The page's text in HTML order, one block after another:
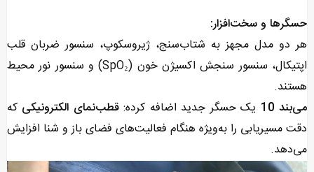
حسگرها و سخت‌افزار:
هر دو مدل مجهز به شتاب‌سنج، ژیروسکوپ، سنسور ضربان قلب
اپتیکال، سنسور سنجش اکسیژن خون (SpO₂) و سنسور نور محیط
هستند.
می‌بند 10
یک حسگر جدید اضافه کرده:قطب‌نمای الکترونیکی که
دقت مسیریابی را به‌ویژه هنگام فعالیت‌های فضای باز و شنا افزایش
می‌دهد.